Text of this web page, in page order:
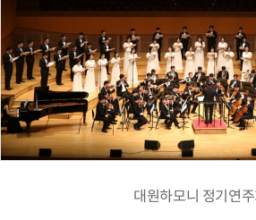
대원하모니 정기연